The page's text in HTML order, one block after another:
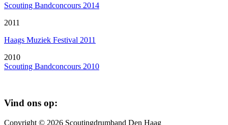
Scouting Bandconcours 2014
2011
Haags Muziek Festival 2011
2010
Scouting Bandconcours 2010
Vind ons op:
Copyright © 2026 Scoutingdrumband Den Haag